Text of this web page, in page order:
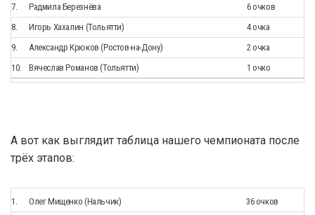
7.
Радмила Березнёва
6 очков
8.
Игорь Хахалин (Тольятти)
4 очка
9.
Александр Крюков (Ростов-на-Дону)
2 очка
10.
Вячеслав Романов (Тольятти) 1 очко
А вот как выглядит таблица нашего чемпионата после
трёх этапов:
1. Олег Мищенко (Нальчик)
36 очков